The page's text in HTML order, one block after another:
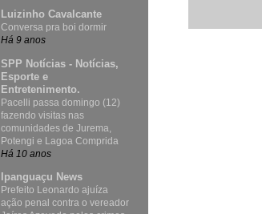
Luizinho Cavalcante
Conversa pra boi dormir
Há 9 anos
SPP Notícias - Notícias,
Esporte e
Entretenimento.
Pacelli passa domingo (12)
fazendo visitas nas
comunidades de Jurema,
Potengi e Lagoa Comprida
Há 10 anos
Ipanguaçu News
Prefeito Leonardo ajuíza
ação penal contra o vereador